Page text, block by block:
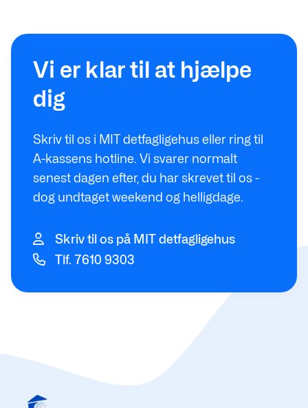
Vi er klar til at hjælpe
dig
Skriv til os i MIT detfagligehus eller ring til
A-kassens hotline. Vi svarer normalt
senest dagen efter, du har skrevet til os -
dog undtaget weekend og helligdage.
Skriv til os på MIT detfagligehus
Tlf. 7610 9303